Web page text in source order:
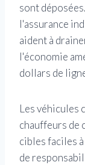
sont
l'assurance
aident à
l'économie
dollars de
Les véhicules
chauffeurs de
cibles faciles
de